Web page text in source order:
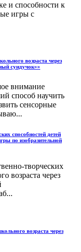
и способности к
игры с
возраста через
сундучок»»
внимание
способ научить
сенсорные
способностей детей
по изобразительной
творческих
возраста через
возраста через